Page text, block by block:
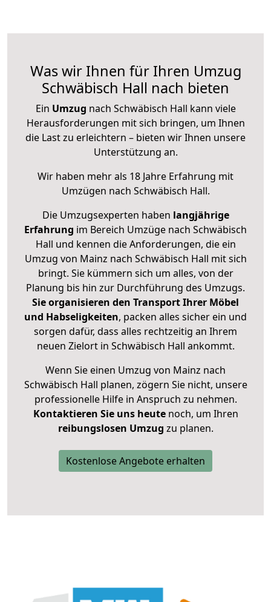
Was wir Ihnen für Ihren Umzug
Schwäbisch Hall nach bieten
Ein Umzug nach Schwäbisch Hall kann viele
Herausforderungen mit sich bringen, um Ihnen
die Last zu erleichtern – bieten wir Ihnen unsere
Unterstützung an.
Wir haben mehr als 18 Jahre Erfahrung mit
Umzügen nach Schwäbisch Hall.
Die Umzugsexperten haben langjährige
Erfahrung im Bereich Umzüge nach Schwäbisch
Hall und kennen die Anforderungen, die ein
Umzug von Mainz nach Schwäbisch Hall mit sich
bringt. Sie kümmern sich um alles, von der
Planung bis hin zur Durchführung des Umzugs.
Sie organisieren den Transport Ihrer Möbel
und Habseligkeiten, packen alles sicher ein und
sorgen dafür, dass alles rechtzeitig an Ihrem
neuen Zielort in Schwäbisch Hall ankommt.
Wenn Sie einen Umzug von Mainz nach
Schwäbisch Hall planen, zögern Sie nicht, unsere
professionelle Hilfe in Anspruch zu nehmen.
Kontaktieren Sie uns heutenoch, um Ihren
reibungslosen Umzug zu planen.
Kostenlose Angebote erhalten